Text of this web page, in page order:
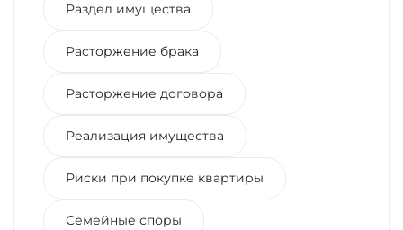
Раздел имущества
Расторжение брака
Расторжение договора
Реализация имущества
Риски при покупке квартиры
Семейные споры